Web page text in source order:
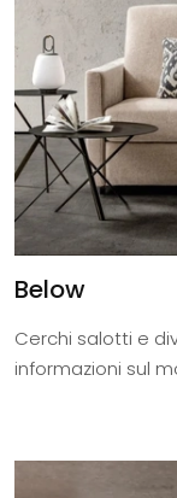
Below
Cerchi salotti e
informazioni sul